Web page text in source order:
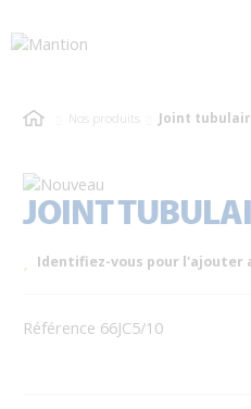
Nos produits Joint
JOINT
Identifiez-vous pour l'ajouter
Référence 66JC5/10